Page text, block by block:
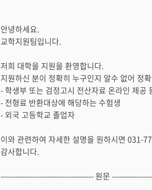
답
변
본
문
안녕하세요.
교학지원팀입니다.
저희 대학을 지원을 환영합니다.
지원하신 분이 정확히 누구인지 알수 없어 정
- 학생부 또는 검정고시 전산자료 온라인 제
- 전형료 반환대상에 해당하는 수험생
- 외국 고등학교 졸업자
이와 관련하여 자세한 설명을 원하시면 031-
감사합니다.
-------------------------------------- 원문